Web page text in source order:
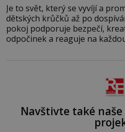
Je to svět, který se vyvíjí a
dětských krůčků až po
pokoj podporuje bezpečí,
odpočinek a reaguje na
Navštivte také